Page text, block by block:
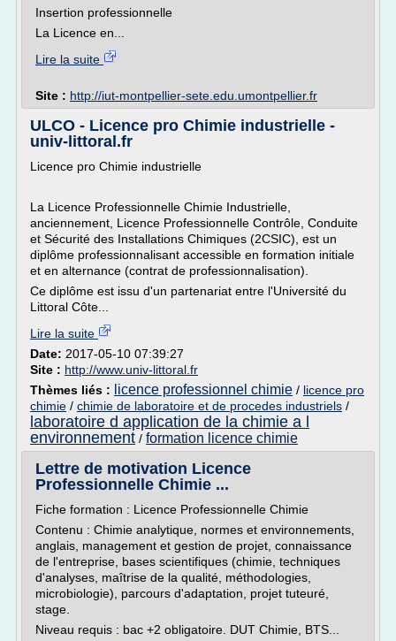
Insertion professionnelle
La Licence en...
Lire la suite
Site : http://iut-montpellier-sete.edu.umontpellier.fr
ULCO - Licence pro Chimie industrielle -
univ-littoral.fr
Licence pro Chimie industrielle
La Licence Professionnelle Chimie Industrielle,
anciennement, Licence Professionnelle Contrôle, Conduite
et Sécurité des Installations Chimiques (2CSIC), est un
diplôme professionnalisant accessible en formation initiale
et en alternance (contrat de professionnalisation).
Ce diplôme est issu d'un partenariat entre l'Université du
Littoral Côte...
Lire la suite
Date: 2017-05-10 07:39:27
Site : http://www.univ-littoral.fr
Thèmes liés :
licence professionnel chimie / licence pro
chimie / chimie de laboratoire et de procedes industriels /
laboratoire d application de la chimie a l
environnement / formation licence chimie
Lettre de motivation Licence
Professionnelle Chimie ...
Fiche formation : Licence Professionnelle Chimie
Contenu : Chimie analytique, normes et environnements,
anglais, management et gestion de projet, connaissance
de l'entreprise, bases scientifiques (chimie, techniques
d'analyses, maîtrise de la qualité, méthodologies,
microbiologie), parcours d'adaptation, projet tuteuré,
stage.
Niveau requis : bac +2 obligatoire. DUT Chimie, BTS...